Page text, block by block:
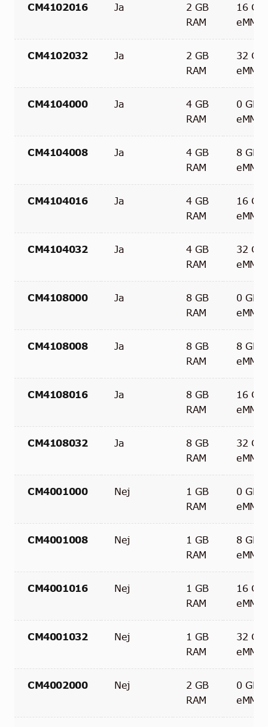
CM4102016 Ja
2 GB
RAM
16 GB
eMMC
CM4102032 Ja
2 GB
RAM
32 GB
eMMC
CM4104000 Ja
4 GB
RAM
0 GB
eMMC
CM4104008 Ja
4 GB
RAM
8 GB
eMMC
CM4104016 Ja
4 GB
RAM
16 GB
eMMC
CM4104032 Ja
4 GB
RAM
32 GB
eMMC
CM4108000 Ja
8 GB
RAM
0 GB
eMMC
CM4108008 Ja
8 GB
RAM
8 GB
eMMC
CM4108016 Ja
8 GB
RAM
16 GB
eMMC
CM4108032 Ja
8 GB
RAM
32 GB
eMMC
CM4001000 Nej
1 GB
RAM
0 GB
eMMC
CM4001008 Nej
1 GB
RAM
8 GB
eMMC
CM4001016 Nej
1 GB
RAM
16 GB
eMMC
CM4001032 Nej
1 GB
RAM
32 GB
eMMC
CM4002000 Nej
2 GB
RAM
0 GB
eMMC